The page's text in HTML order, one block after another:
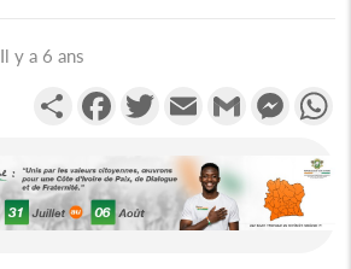
Il y a 6 ans
PartagerFacebookTwitterEmail Gmail